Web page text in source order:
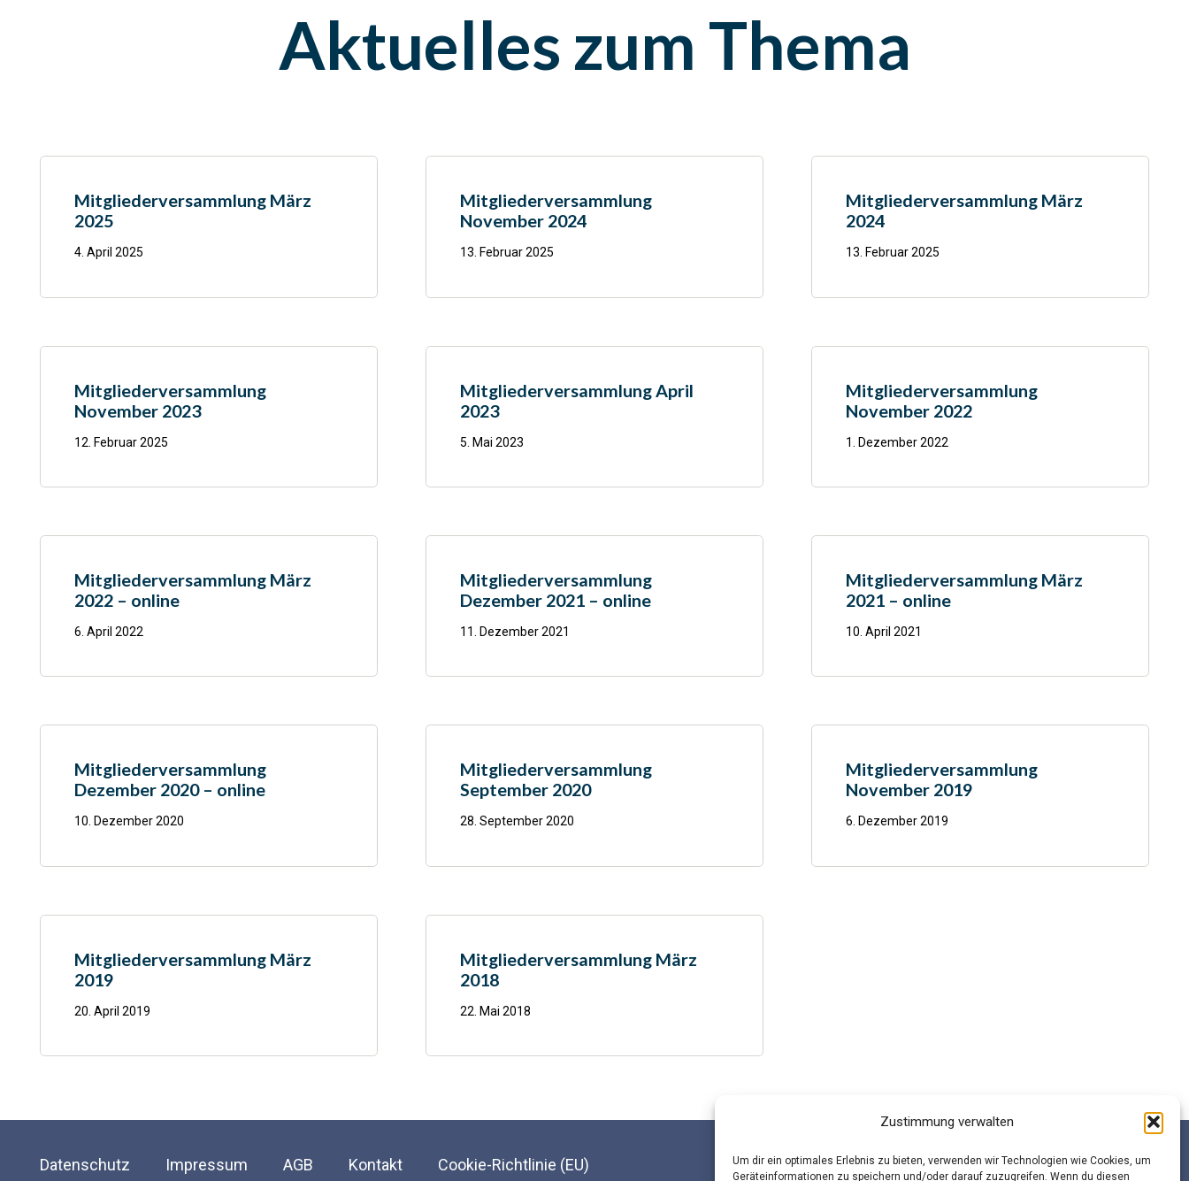
Zustimmung verwalten
Um dir ein optimales Erlebnis zu bieten, verwenden wir Technologien wie Cookies, um
Geräteinformationen zu speichern und/oder darauf zuzugreifen. Wenn du diesen
Aktuelles zum Thema
Mitgliederversammlung März
2025
4. April 2025
Mitgliederversammlung
November 2024
13. Februar 2025
Mitgliederversammlung März
2024
13. Februar 2025
Mitgliederversammlung
November 2023
12. Februar 2025
Mitgliederversammlung April
2023
5. Mai 2023
Mitgliederversammlung
November 2022
1. Dezember 2022
Mitgliederversammlung März
2022 – online
6. April 2022
Mitgliederversammlung
Dezember 2021 – online
11. Dezember 2021
Mitgliederversammlung März
2021 – online
10. April 2021
Mitgliederversammlung
Dezember 2020 – online
10. Dezember 2020
Mitgliederversammlung
September 2020
28. September 2020
Mitgliederversammlung
November 2019
6. Dezember 2019
Mitgliederversammlung März
2019
20. April 2019
Mitgliederversammlung März
2018
22. Mai 2018
Datenschutz Impressum AGB Kontakt Cookie-Richtlinie (EU)